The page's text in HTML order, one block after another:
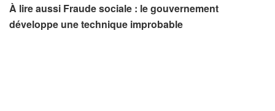
À lire aussi Fraude sociale : le gouvernement
développe une technique improbable